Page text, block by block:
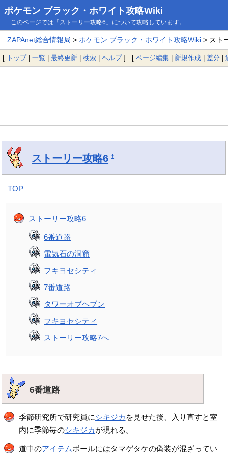
ポケモン ブラック・ホワイト攻略Wiki
このページでは「ストーリー攻略6」について攻略しています。
ZAPAnet総合情報局 > ポケモン ブラック・ホワイト攻略Wiki> スト
[ トップ| 一覧 | 最終更新 | 検索 | ヘルプ] [ ページ編集 | 新規作成 | 差分 |
ストーリー攻略6 †
TOP
ストーリー攻略6
6番道路
電気石の洞窟
フキヨセシティ
7番道路
タワーオブヘブン
フキヨセシティ
ストーリー攻略7へ
6番道路†
季節研究所で研究員にシキジカ を見せた後、入り直すと室
内に季節毎のシキジカが現れる。
道中のアイテムボールにはタマゲタケの偽装が混ざってい